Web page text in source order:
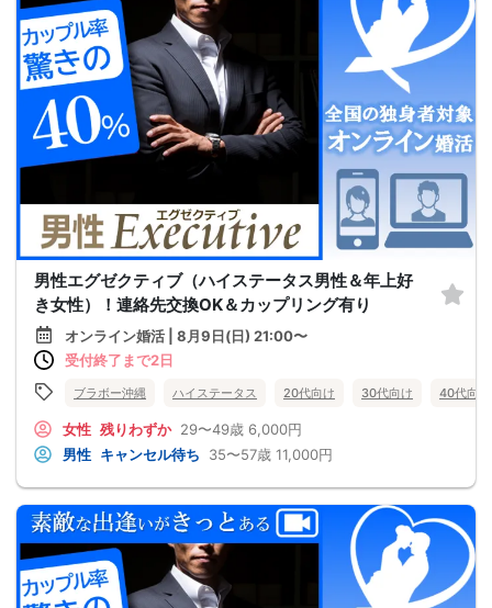
男性エグゼクティブ（ハイステータス男性＆年上好
き女性）！連絡先交換OK＆カップリング有り
オンライン婚活 | 8月9日(日) 21:00〜
受付終了まで2日
ブラボー沖縄 ハイステータス 20代向け 30代向け 40代向け
女性 残りわずか 29〜49歳 6,000円
男性 キャンセル待ち 35〜57歳 11,000円